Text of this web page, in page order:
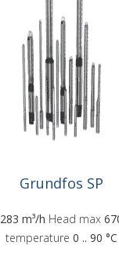
Grundfos SP
283 m³/h Head max
temperature 0 .. 90 °C